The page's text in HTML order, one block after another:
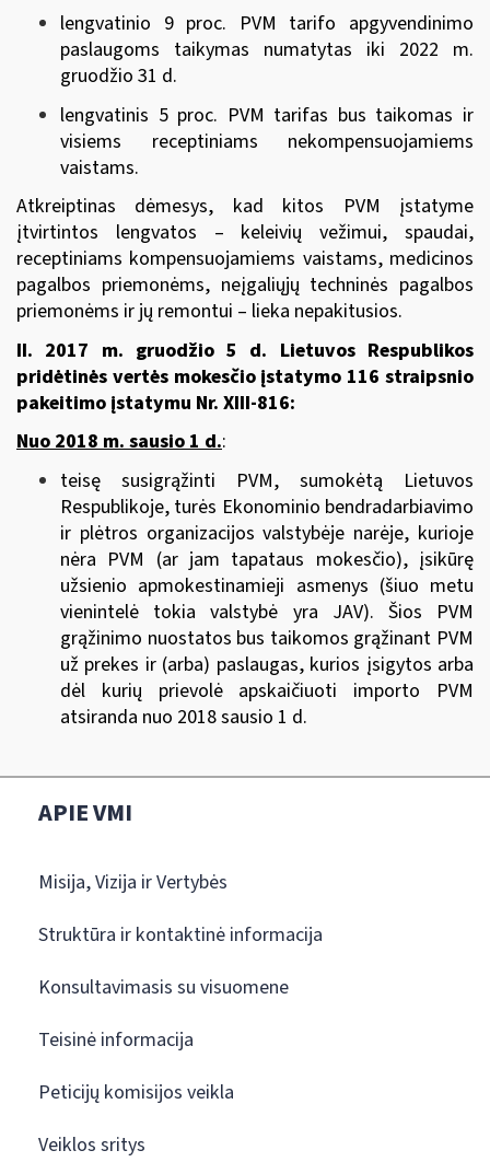
lengvatinio 9 proc. PVM tarifo apgyvendinimo
paslaugoms taikymas numatytas iki 2022 m.
gruodžio 31 d.
lengvatinis 5 proc. PVM tarifas bus taikomas ir
visiems receptiniams nekompensuojamiems
vaistams.
Atkreiptinas dėmesys, kad kitos PVM įstatyme
įtvirtintos lengvatos – keleivių vežimui, spaudai,
receptiniams kompensuojamiems vaistams, medicinos
pagalbos priemonėms, neįgaliųjų techninės pagalbos
priemonėms ir jų remontui – lieka nepakitusios.
II. 2017 m. gruodžio 5 d. Lietuvos Respublikos
pridėtinės vertės mokesčio įstatymo 116 straipsnio
pakeitimo įstatymu Nr. XIII-816:
Nuo 2018 m. sausio 1 d.:
teisę susigrąžinti PVM, sumokėtą Lietuvos
Respublikoje, turės Ekonominio bendradarbiavimo
ir plėtros organizacijos valstybėje narėje, kurioje
nėra PVM (ar jam tapataus mokesčio), įsikūrę
užsienio apmokestinamieji asmenys (šiuo metu
vienintelė tokia valstybė yra JAV). Šios PVM
grąžinimo nuostatos bus taikomos grąžinant PVM
už prekes ir (arba) paslaugas, kurios įsigytos arba
dėl kurių prievolė apskaičiuoti importo PVM
atsiranda nuo 2018 sausio 1 d.
APIE VMI
Misija, Vizija ir Vertybės
Struktūra ir kontaktinė informacija
Konsultavimasis su visuomene
Teisinė informacija
Peticijų komisijos veikla
Veiklos sritys